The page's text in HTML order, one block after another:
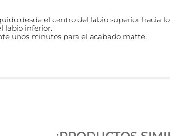
desde el centro del labio superior hacia
labio inferior.
unos minutos para el acabado matte.